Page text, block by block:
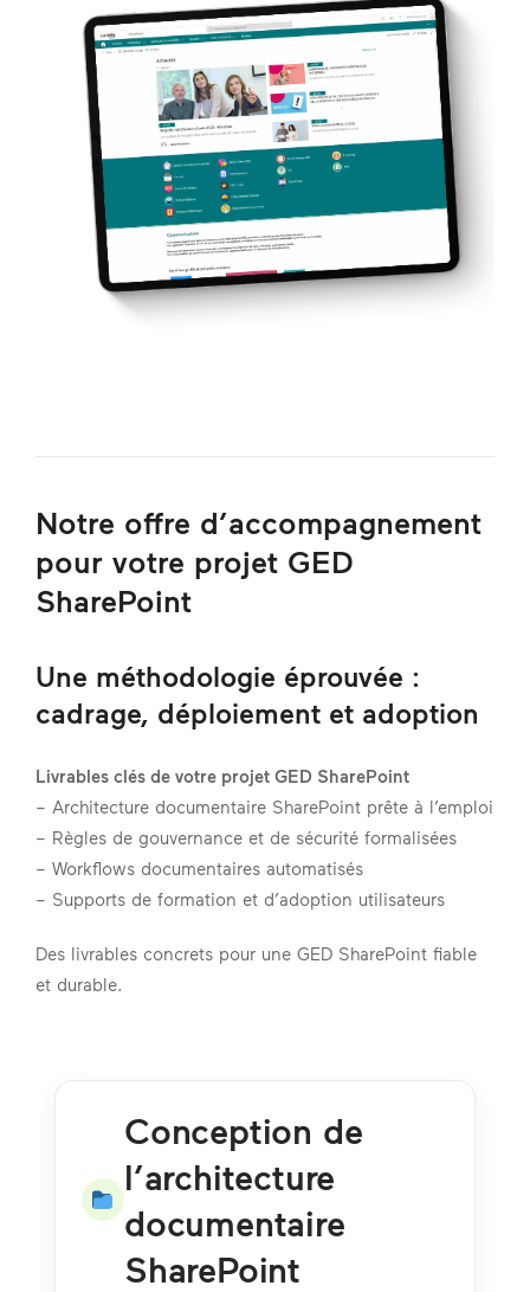
Notre offre d’accompagnement
pour votre projet GED
SharePoint
Une méthodologie éprouvée :
cadrage, déploiement et adoption
Livrables clés de votre projet GED SharePoint
– Architecture documentaire SharePoint prête à l’emploi
– Règles de gouvernance et de sécurité formalisées
– Workflows documentaires automatisés
– Supports de formation et d’adoption utilisateurs
Des livrables concrets pour une GED SharePoint fiable
et durable.
Conception de
l’architecture
documentaire
SharePoint